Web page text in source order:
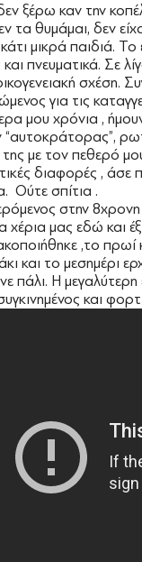
ξέρω καν την
τα θυμάμαι, δεν
μικρά παιδιά. Το
και πνευματικά. Σε
σχέση.
για τις
μου χρόνια ,
της με τον πεθερό
διαφορές , άσε
Ούτε σπίτια .
στην 8χρονη
χέρια μας εδώ και
,το πρωί
και το μεσημέρι
πάλι. Η μεγαλύτερη
και